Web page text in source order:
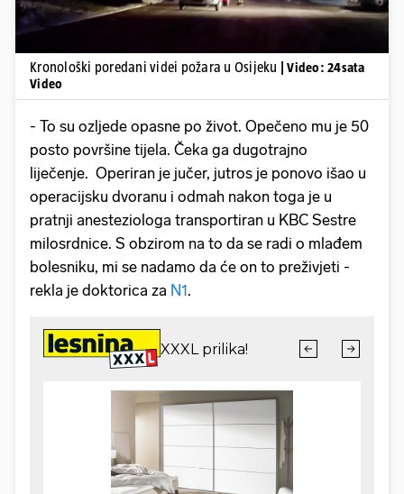
Kronološki poredani videi požara u Osijeku
| Video: 24sata
Video
- To su ozljede opasne po život. Opečeno mu je 50
posto površine tijela. Čeka ga dugotrajno
liječenje. Operiran je jučer, jutros je ponovo išao u
operacijsku dvoranu i odmah nakon toga je u
pratnji anesteziologa transportiran u KBC Sestre
milosrdnice. S obzirom na to da se radi o mlađem
bolesniku, mi se nadamo da će on to preživjeti -
rekla je doktorica za N1.